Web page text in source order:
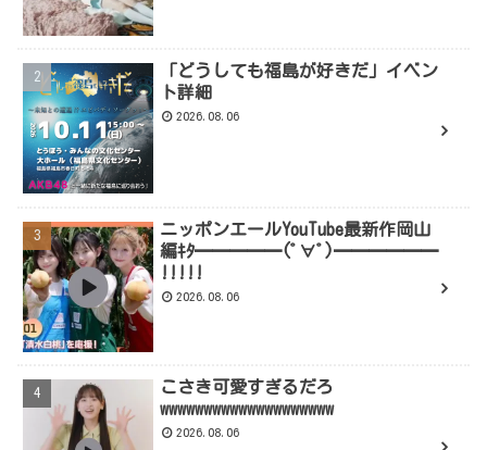
「どうしても福島が好きだ」イベン
ト詳細
2026.08.06
ニッポンエールYouTube最新作岡山
編ｷﾀ━━━━━(ﾟ∀ﾟ)━━━━━━
!!!!!
2026.08.06
こさき可愛すぎるだろ
wwwwwwwwwwwwwwwwwwww
2026.08.06